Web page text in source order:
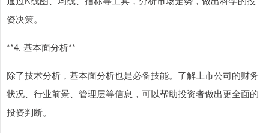
资决策。
**4. 基本面分析**
除了技术分析，基本面分析也是必备技能。了解上市公司的财务
状况、行业前景、管理层等信息，可以帮助投资者做出更全面的
投资判断。